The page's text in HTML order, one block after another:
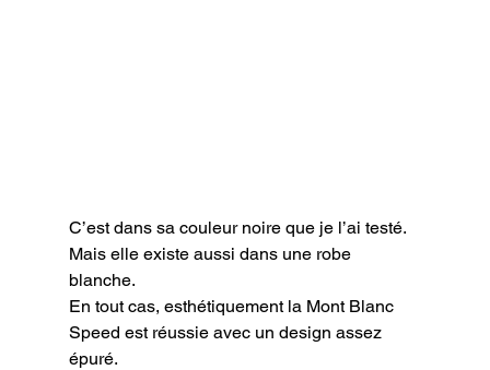
C’est dans sa couleur noire que je l’ai testé.
Mais elle existe aussi dans une robe
blanche.
En tout cas, esthétiquement la Mont Blanc
Speed est réussie avec un design assez
épuré.